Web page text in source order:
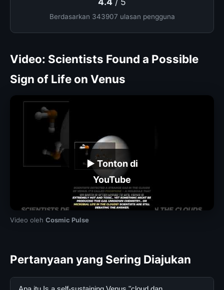
Berdasarkan 343907 ulasan pengguna
Video: Scientists Found a Possible
Sign of Life on Venus
▶ Tonton di
YouTube
Video oleh Cosmic Pulse
Pertanyaan yang Sering Diajukan